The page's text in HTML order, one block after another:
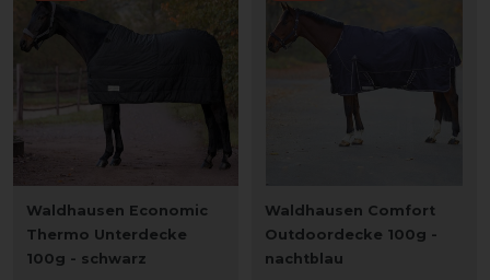
Waldhausen Economic
Thermo Unterdecke
100g - schwarz
Waldhausen Comfort
Outdoordecke 100g -
nachtblau